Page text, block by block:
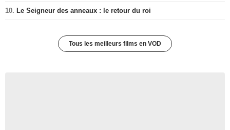
10. Le Seigneur des anneaux : le retour du roi
Tous les meilleurs films en VOD